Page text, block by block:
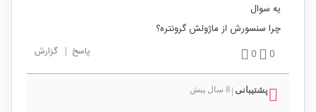
یه سوال
چرا سنسورش از ماژولش گرونتره؟
0
0 پاسخ | گزارش
پشتیبانی | 8 سال پیش